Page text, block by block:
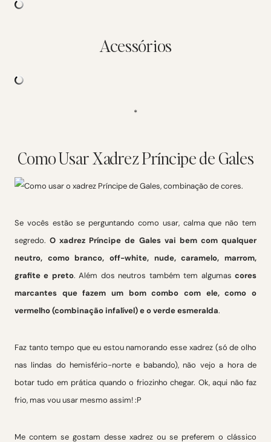
Acessórios
*
Como Usar Xadrez Príncipe de Gales
Se vocês estão se perguntando como usar, calma que não tem
segredo.O xadrez Príncipe de Gales vai bem com qualquer
neutro, como branco, off-white, nude, caramelo, marrom,
grafite e preto. Além dos neutros também tem algumascores
marcantes que fazem um bom combo com ele, como o
vermelho (combinação infalível) e o verde esmeralda.
Faz tanto tempo que eu estou namorando esse xadrez (só de olho
nas lindas do hemisfério-norte e babando), não vejo a hora de
botar tudo em prática quando o friozinho chegar. Ok, aqui não faz
frio, mas vou usar mesmo assim! :P
Me contem se gostam desse xadrez ou se preferem o clássico